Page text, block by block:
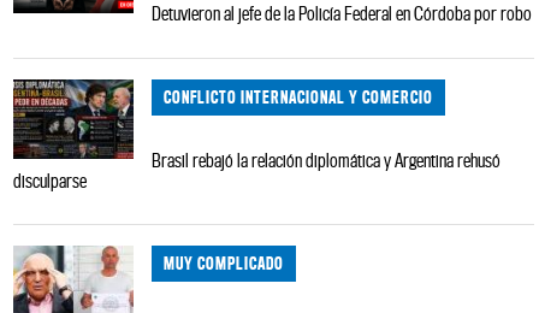
Detuvieron al jefe de la Policía Federal en Córdoba por robo
CONFLICTO INTERNACIONAL Y COMERCIO
Brasil rebajó la relación diplomática y Argentina rehusó
disculparse
MUY COMPLICADO